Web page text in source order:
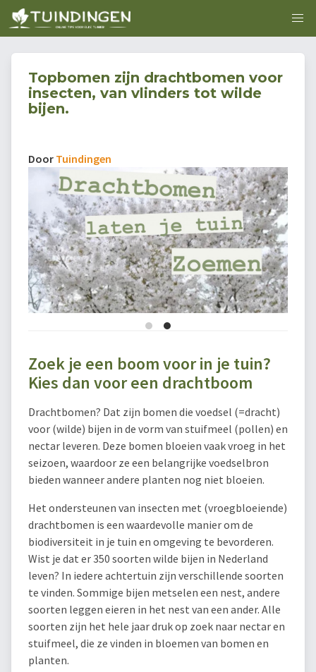
Topbomen zijn drachtbomen voor
insecten, van vlinders tot wilde
bijen.
Door Tuindingen
Zoek je een boom voor in je tuin?
Kies dan voor een drachtboom
Drachtbomen? Dat zijn bomen die voedsel (=dracht)
voor (wilde) bijen in de vorm van stuifmeel (pollen) en
nectar leveren. Deze bomen bloeien vaak vroeg in het
seizoen, waardoor ze een belangrijke voedselbron
bieden wanneer andere planten nog niet bloeien.
Het ondersteunen van insecten met (vroegbloeiende)
drachtbomen is een waardevolle manier om de
biodiversiteit in je tuin en omgeving te bevorderen.
Wist je dat er 350 soorten wilde bijen in Nederland
leven? In iedere achtertuin zijn verschillende soorten
te vinden. Sommige bijen metselen een nest, andere
soorten leggen eieren in het nest van een ander. Alle
soorten zijn het hele jaar druk op zoek naar nectar en
stuifmeel, die ze vinden in bloemen van bomen en
planten.